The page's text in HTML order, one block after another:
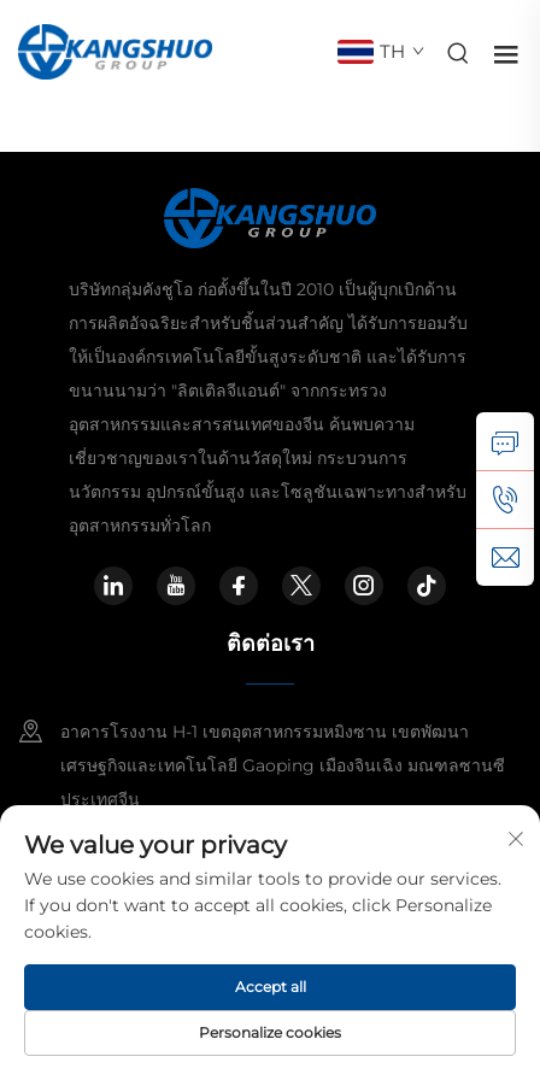
TH
บริษัทกลุ่มคังชูโอ ก่อตั้งขึ้นในปี 2010 เป็นผู้บุกเบิกด้าน
การผลิตอัจฉริยะสำหรับชิ้นส่วนสำคัญ ได้รับการยอมรับ
ให้เป็นองค์กรเทคโนโลยีขั้นสูงระดับชาติ และได้รับการ
ขนานนามว่า "ลิตเติลจีแอนต์" จากกระทรวง
อุตสาหกรรมและสารสนเทศของจีน ค้นพบความ
เชี่ยวชาญของเราในด้านวัสดุใหม่ กระบวนการ
นวัตกรรม อุปกรณ์ขั้นสูง และโซลูชันเฉพาะทางสำหรับ
อุตสาหกรรมทั่วโลก
ติดต่อเรา
อาคารโรงงาน H-1 เขตอุตสาหกรรมหมิงซาน เขตพัฒนา
เศรษฐกิจและเทคโนโลยี Gaoping เมืองจินเฉิง มณฑลซานซี
ประเทศจีน
+86-15921818960
[email protected]
ลิขสิทธิ์ © 2026 Kangshuo Electric Group Co., Ltd. สงวนสิทธิ์ทุกฉบับ
นโยบายความเป็นส่วนตัว
We value your privacy
We use cookies and similar tools to provide our services.
If you don't want to accept all cookies, click Personalize
cookies.
Personalize cookies
Accept all